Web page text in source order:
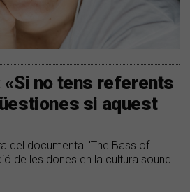
«Si no tens referents
si aquest
del documental 'The Bass of
de les dones en la cultura sound